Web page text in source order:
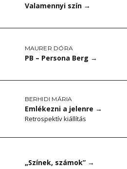
Valamennyi szín →
MAURER DÓRA
PB – Persona Berg →
BERHIDI MÁRIA
Emlékezni a jelenre →
Retrospektív kiállítás
„Színek, számok” →